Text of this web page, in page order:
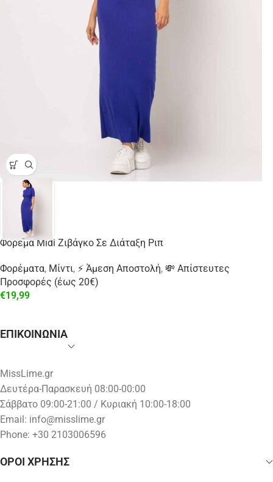
Φόρεμα Midi Ζιβάγκο Σε Διάταξη Ριπ
Φορέματα, Μίντι, ⚡ Άμεση Αποστολή, 💸 Απίστευτες
Προσφορές (έως 20€)
€19,99
ΕΠΙΚΟΙΝΩΝΙΑ
MissLime.gr
Δευτέρα-Παρασκευή 08:00-00:00
Σάββατο 09:00-21:00 / Κυριακή 10:00-18:00
Email: info@misslime.gr
Phone: +30 2103006596
ΟΡΟΙ ΧΡΗΣΗΣ